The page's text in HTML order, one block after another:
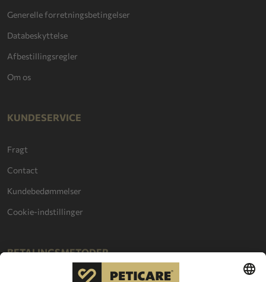
Generelle forretningsbetingelser
Databeskyttelse
Afbestillingsregler
Om os
KUNDESERVICE
Fragt
Contact
Kundebedømmelser
Cookie-indstillinger
BETALINGSMETODER